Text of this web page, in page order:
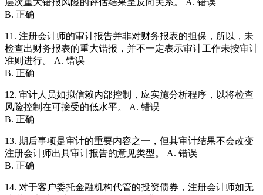
层次重大错报风险的评估结果呈反向关系。 A. 错误
B. 正确
11. 注册会计师的审计报告并非对财务报表的担保，所以，未
检查出财务报表的重大错报，并不一定表示审计工作未按审计
准则进行。 A. 错误
B. 正确
12. 审计人员如拟信赖内部控制，应实施分析程序，以将检查
风险控制在可接受的低水平。 A. 错误
B. 正确
13. 期后事项是审计的重要内容之一，但其审计结果不会改变
注册会计师出具审计报告的意见类型。 A. 错误
B. 正确
14. 对于客户委托金融机构代管的投资债券，注册会计师如无